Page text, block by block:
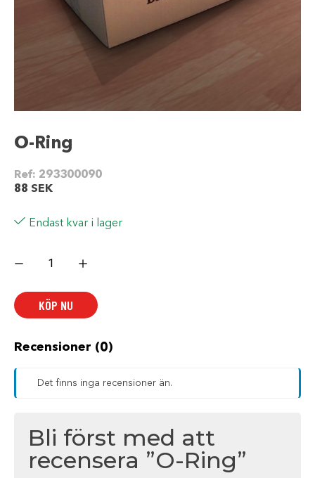
O-Ring
Ref: 293300090
88 SEK
Endast kvar i lager
Ring
KÖP NU
Recensioner (0)
Det finns inga recensioner än.
Bli först med att
recensera ”O-Ring”